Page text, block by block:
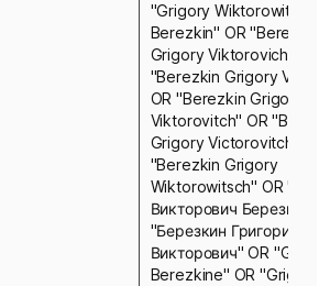
"Grigory Wiktorowitsch
Berezkin" OR "Berezkin
Grigory Viktorovich" OR
"Berezkin Grigory
OR "Berezkin Grigory
Viktorovitch" OR
Grigory Victorovitch" OR
"Berezkin Grigory
Wiktorowitsch" OR
Викторович Березкин"
"Березкин Григорий
Викторович" OR "Grigori
Berezkine" OR "Grigori